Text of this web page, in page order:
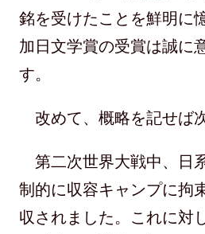
銘を受けたことを鮮明に
加日文学賞の受賞は誠に
す。
改めて、概略を記せば
第二次世界大戦中、日
制的に収容キャンプに拘
収されました。これに対